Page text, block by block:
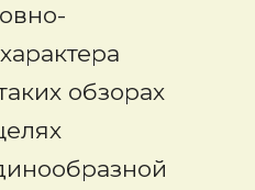
обзорах